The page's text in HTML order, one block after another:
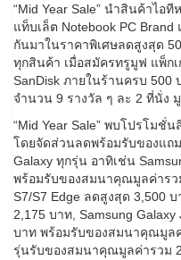
“Mid Year Sale” นำสินค้าไอ
แท็บเล็ต Notebook PC
กันมาในราคาพิเศษลดสูงสุด
ทุกสินค้า เมื่อสมัครทรูมูฟ แพ็ก
SanDisk ภายในร้านครบ 500
จำนวน 9 รางวัล ๆ ละ 2 ที่นั่ง
“Mid Year Sale” พบโปรโมชั่
โดยจัดส่วนลดพร้อมรับของแถ
Galaxy ทุกรุ่น อาทิเช่น
พร้อมรับของสมนาคุณมูลค่ารว
S7/S7 Edge ลดสูงสุด 3,500
2,175 บาท, Samsung
บาท พร้อมรับของสมนาคุณมูล
รุ่นรับของสมนาคุณมูลค่ารวม